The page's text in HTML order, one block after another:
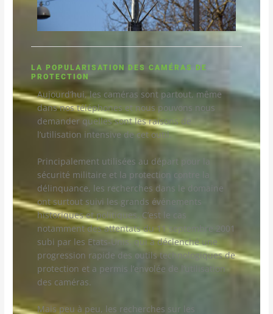
LA POPULARISATION DES CAMÉRAS DE
PROTECTION
Aujourd’hui, les caméras sont partout, même
dans nos téléphones et nous pouvons nous
demander quelles sont les raisons de
l’utilisation intensive de cet outil.
Principalement utilisées au départ pour la
sécurité militaire et la protection contre la
délinquance, les recherches dans le domaine
ont surtout suivi les grands événements
historiques et politiques. C’est le cas
notamment des attentats du 11 septembre 2001
subi par les Etats-Unis, qui a déclenché une
progression rapide des outils technologiques de
protection et a permis l’envolée de l’utilisation
des caméras.
Mais peu à peu, les recherches sur les